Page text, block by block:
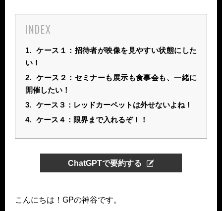
INDEX
1. ケース１：招待者が映像を見やすい状態にした
い！
2. ケース２：セミナーも展示も食事会も、一緒に
開催したい！
3. ケース３：レッドカーペットは外せないよね！
4. ケース４：限界まで入れるぞ！！
ChatGPTで要約する
こんにちは！GPの神谷です。